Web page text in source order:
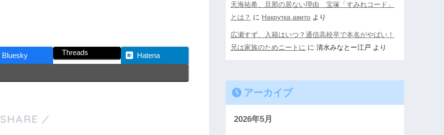
Bluesky Threads Hatena
SHARE
天海祐希、旦那の居ない理由 宝塚「すみれコード」
とは？ に Накрутка авито より
広瀬すず、入籍はいつ？通信高校卒で本名がやばい！
兄は家族のためニートに に清水みなとー江戸 より
アーカイブ
2026年5月